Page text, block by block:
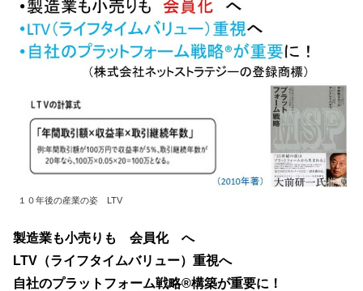
１０年後の産業の姿 LTV
製造業も小売りも 会員化 へ
LTV（ライフタイムバリュー）重視へ
自社のプラットフォーム戦略®構築が重要に！